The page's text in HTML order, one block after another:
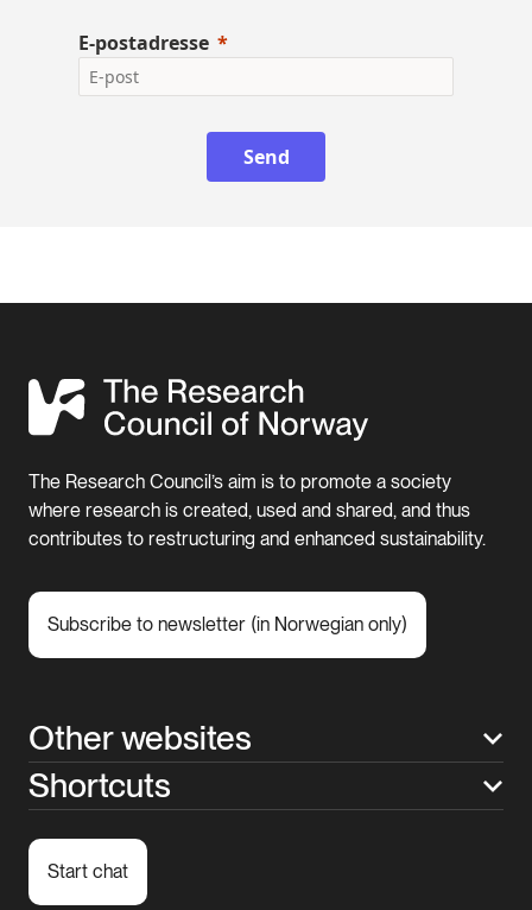
E-postadresse
Send
The Research Council’s aim is to promote a society
where research is created, used and shared, and thus
contributes to restructuring and enhanced sustainability.
Subscribe to newsletter (in Norwegian only)
Other websites
Shortcuts
Start chat